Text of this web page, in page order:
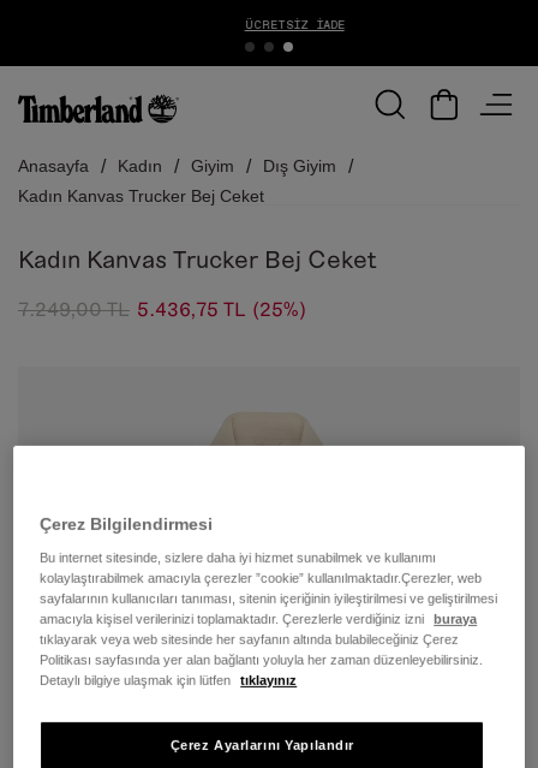
ÜCRETSIZ İADE
Anasayfa Kadın Giyim
Dış Giyim
Kadın Kanvas Trucker Bej Ceket
Kadın Kanvas Trucker Bej Ceket
7.249,00 TL 5.436,75 TL (25%)
Çerez Bilgilendirmesi
Bu internet sitesinde, sizlere daha iyi hizmet sunabilmek ve kullanımı
kolaylaştırabilmek amacıyla çerezler ”cookie” kullanılmaktadır.Çerezler, web
sayfalarının kullanıcıları tanıması, sitenin içeriğinin iyileştirilmesi ve geliştirilmesi
amacıyla kişisel verilerinizi toplamaktadır. Çerezlerle verdiğiniz izni
buraya
tıklayarak veya web sitesinde her sayfanın altında bulabileceğiniz Çerez
Politikası sayfasında yer alan bağlantı yoluyla her zaman düzenleyebilirsiniz.
Detaylı bilgiye ulaşmak için lütfen
tıklayınız
Çerez Ayarlarını Yapılandır